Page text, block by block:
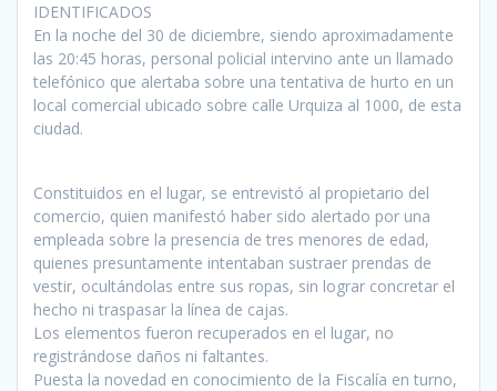
IDENTIFICADOS
En la noche del 30 de diciembre, siendo aproximadamente
las 20:45 horas, personal policial intervino ante un llamado
telefónico que alertaba sobre una tentativa de hurto en un
local comercial ubicado sobre calle Urquiza al 1000, de esta
ciudad.
Constituidos en el lugar, se entrevistó al propietario del
comercio, quien manifestó haber sido alertado por una
empleada sobre la presencia de tres menores de edad,
quienes presuntamente intentaban sustraer prendas de
vestir, ocultándolas entre sus ropas, sin lograr concretar el
hecho ni traspasar la línea de cajas.
Los elementos fueron recuperados en el lugar, no
registrándose daños ni faltantes.
Puesta la novedad en conocimiento de la Fiscalía en turno,